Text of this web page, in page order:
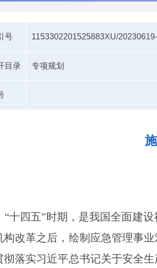
号 1153302201525883XU/
目录 专项规划
“十四五”时期，是我国全面建
构改革之后，绘制应急管理事
彻落实习近平总书记关于安全